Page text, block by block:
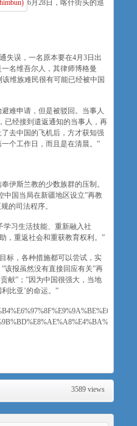
6月28日，喀什街头的巡
失误，一名原本要在4月3日出
名维吾尔人，其律师博格曼
维族难民很有可能已经被中国
难申请，但是被驳回。当事人
已经接到遣返通知的当事人，再
去中国的飞机后，方才获知强
个工作日，而且是在清晨。”
伊斯兰教的少数族群的压制。
中国当局在新疆地区设立”再教
的司法程序。
学习生活技能、重新融入社
，重返社会和重获教育权利。”
标，各种措施都可以尝试，实
该报虽然没有直接回应有关”再
献”；”因为中国很强大，当地
比亚’的命运。”
a-
3589 views